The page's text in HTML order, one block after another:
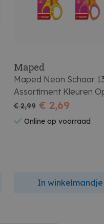
Maped
Maped Neon Schaar
Assortiment Kleuren
Blister
€ 2,99 € 2,69
Online op voorraad
In winkelmandje